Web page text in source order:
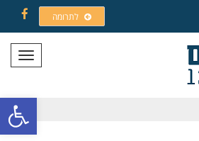
פתח
לתרומה
תפריט